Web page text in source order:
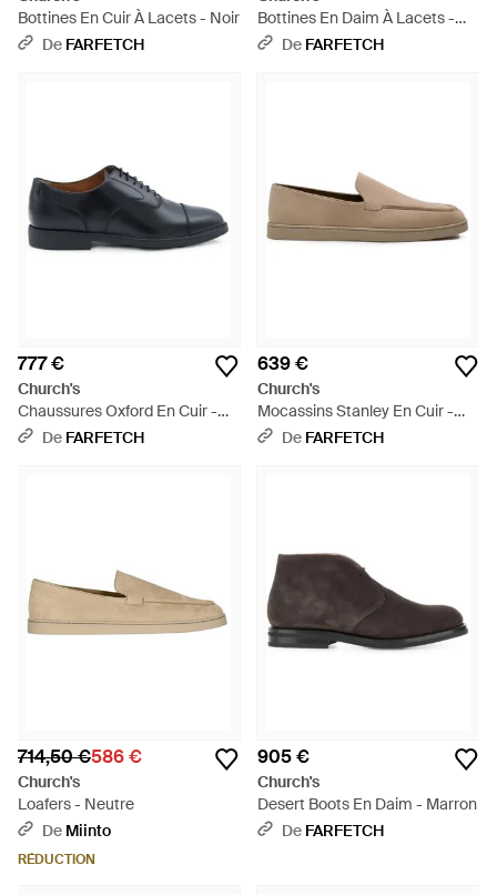
Bottines En Cuir À Lacets - Noir
De FARFETCH
Bottines En Daim À Lacets -
Marron
De FARFETCH
777 €
Church's
Chaussures Oxford En Cuir -
BleuDe FARFETCH
639 €
Church's
Mocassins Stanley En Cuir -
Blanc
De FARFETCH
714,50 €586 €
Church's
Loafers - Neutre
De Miinto
RÉDUCTION
905 €
Church's
Desert Boots En Daim - Marron
De FARFETCH